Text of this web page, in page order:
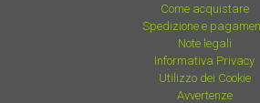
Come acquistare
Spedizione e
Note legali
Informativa Privacy
Utilizzo dei Cookie
Avvertenze